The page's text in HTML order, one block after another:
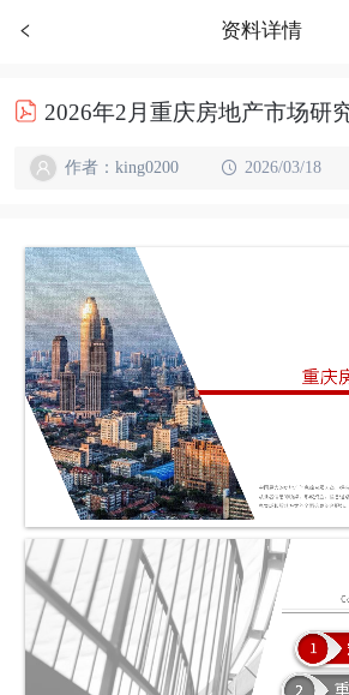
资料详情
2026年2月重庆房地产市场研
作者：king0200 2026/03/18